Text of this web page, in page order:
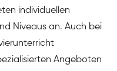
individuellen
Niveaus an. Auch bei
Angeboten